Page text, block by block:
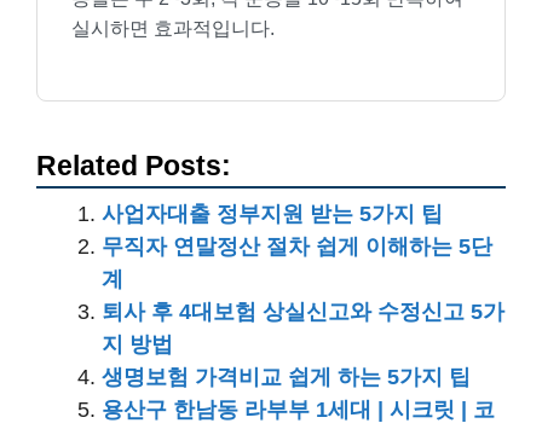
실시하면 효과적입니다.
Related Posts:
사업자대출 정부지원 받는 5가지 팁
무직자 연말정산 절차 쉽게 이해하는 5단
계
퇴사 후 4대보험 상실신고와 수정신고 5가
지 방법
생명보험 가격비교 쉽게 하는 5가지 팁
용산구 한남동 라부부 1세대 | 시크릿 | 코